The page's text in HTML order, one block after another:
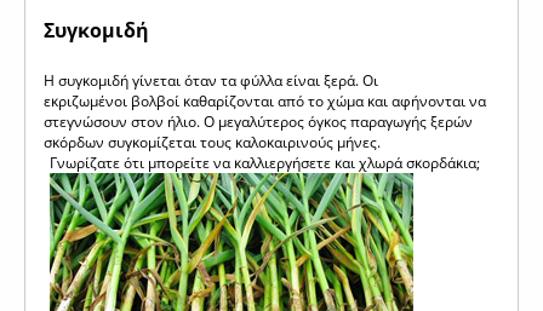
Συγκομιδή
Η συγκομιδή γίνεται όταν τα φύλλα είναι ξερά. Οι
εκριζωμένοι βολβοί καθαρίζονται από το χώμα και αφήνονται να
στεγνώσουν στον ήλιο. Ο μεγαλύτερος όγκος παραγωγής ξερών
σκόρδων συγκομίζεται τους καλοκαιρινούς μήνες.
Γνωρίζατε ότι μπορείτε να καλλιεργήσετε και χλωρά σκορδάκια;